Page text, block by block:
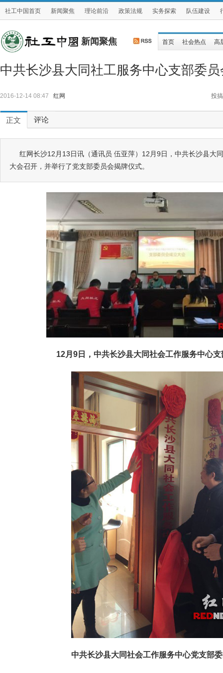
社工中国首页 新闻聚焦 理论前沿 政策法规 实务探索 队伍建设
新闻聚焦 首页 社会热点 高
中共长沙县大同社工服务中心支部委
2016-12-14 08:47 红网 投搞
正文 评论
红网长沙12月13日讯（通讯员 伍亚萍）12月9日，中共长沙县大
大会召开，并举行了党支部委员会揭牌仪式。
12月9日，中共长沙县大同社会工作服务中心支
中共长沙县大同社会工作服务中心党支部